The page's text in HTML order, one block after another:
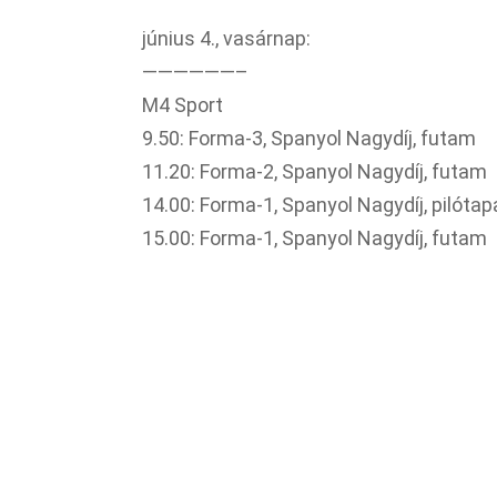
június 4., vasárnap:
——————–
M4 Sport
9.50: Forma-3, Spanyol Nagydíj, futam
11.20: Forma-2, Spanyol Nagydíj, futam
14.00: Forma-1, Spanyol Nagydíj,
15.00: Forma-1, Spanyol Nagydíj, futam